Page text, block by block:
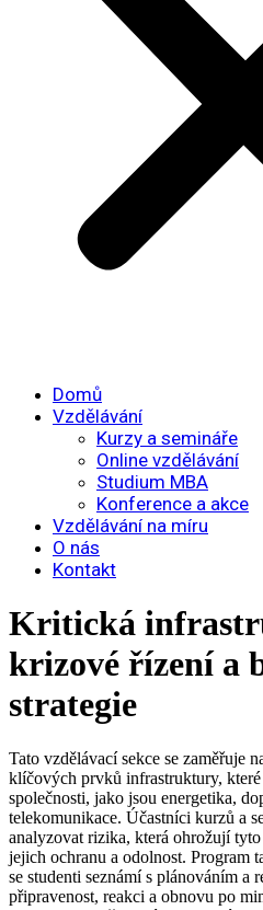
Domů
Vzdělávání
Kurzy a semináře
Online vzdělávání
Studium MBA
Konference a akce
Vzdělávání na míru
O nás
Kontakt
Kritická
krizové řízení a
strategie
Tato vzdělávací sekce se zaměřuje
klíčových prvků infrastruktury,
společnosti, jako jsou energetika,
telekomunikace. Účastníci kurzů a
analyzovat rizika, která ohrožují
jejich ochranu a odolnost. Program
se studenti seznámí s plánováním a
připravenost, reakci a obnovu po